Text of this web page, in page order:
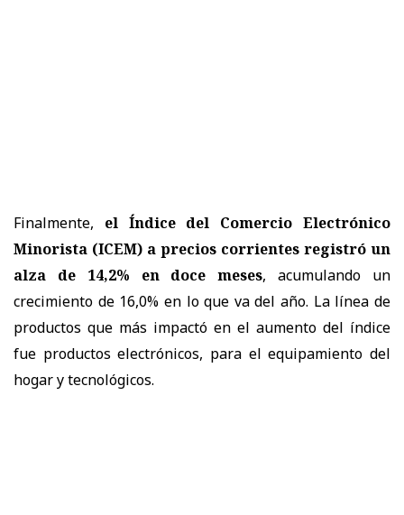
Finalmente, el Índice del Comercio Electrónico
Minorista (ICEM) a precios corrientes registró un
alza de 14,2% en doce meses, acumulando un
crecimiento de 16,0% en lo que va del año. La línea de
productos que más impactó en el aumento del índice
fue productos electrónicos, para el equipamiento del
hogar y tecnológicos.